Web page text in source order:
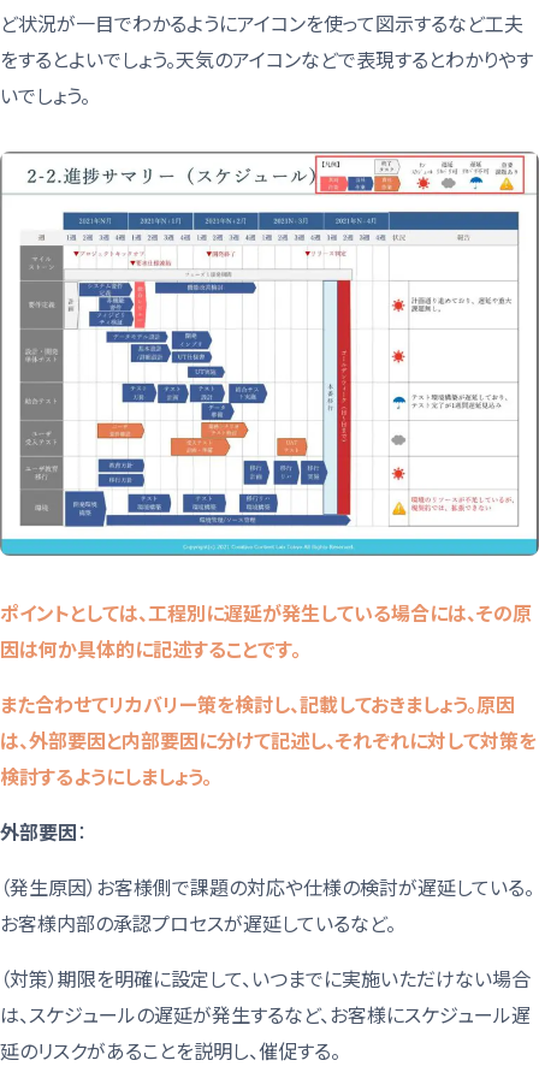
ど状況が一目でわかるようにアイコンを使って図示するなど工夫
をするとよいでしょう。天気のアイコンなどで表現するとわかりやす
いでしょう。
ポイントとしては、工程別に遅延が発生している場合には、その原
因は何か具体的に記述することです。
また合わせてリカバリー策を検討し、記載しておきましょう。原因
は、外部要因と内部要因に分けて記述し、それぞれに対して対策を
検討するようにしましょう。
外部要因：
（発生原因）お客様側で課題の対応や仕様の検討が遅延している。
お客様内部の承認プロセスが遅延しているなど。
（対策）期限を明確に設定して、いつまでに実施いただけない場合
は、スケジュールの遅延が発生するなど、お客様にスケジュール遅
延のリスクがあることを説明し、催促する。